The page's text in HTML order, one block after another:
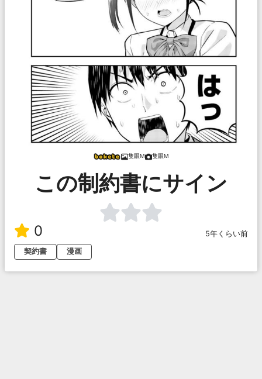
隻眼M 隻眼M
この制約書にサイン
0
5年くらい前
契約書
漫画